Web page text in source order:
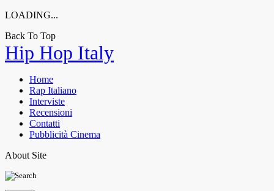
LOADING...
Back To Top
Skip
to
Hip Hop Italy
Home
Rap Italiano
Interviste
Recensioni
Contatti
Pubblicità Cinema
About Site